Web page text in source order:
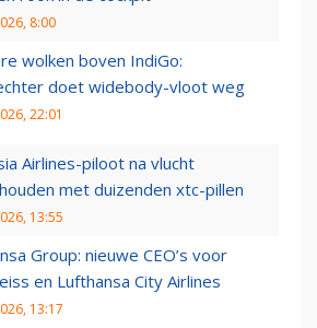
8:00
wolken boven IndiGo:
doet widebody-vloot weg
22:01
Airlines-piloot na vlucht
met duizenden xtc-pillen
13:55
Group: nieuwe CEO’s voor
en Lufthansa City Airlines
13:17